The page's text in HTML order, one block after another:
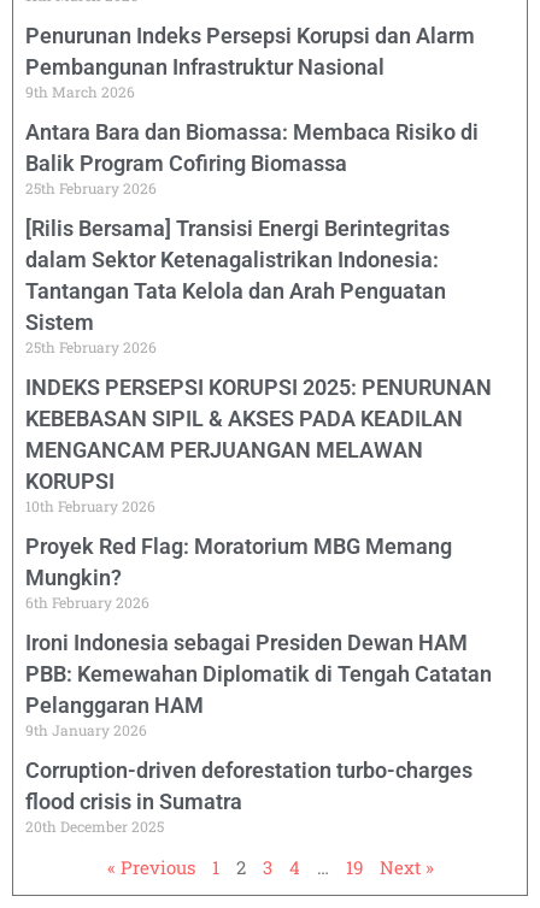
Penurunan Indeks Persepsi Korupsi dan Alarm
Pembangunan Infrastruktur Nasional
9th March 2026
Antara Bara dan Biomassa: Membaca Risiko di
Balik Program Cofiring Biomassa
25th February 2026
[Rilis Bersama] Transisi Energi Berintegritas
dalam Sektor Ketenagalistrikan Indonesia:
Tantangan Tata Kelola dan Arah Penguatan
Sistem
25th February 2026
INDEKS PERSEPSI KORUPSI 2025: PENURUNAN
KEBEBASAN SIPIL & AKSES PADA KEADILAN
MENGANCAM PERJUANGAN MELAWAN
KORUPSI
10th February 2026
Proyek Red Flag: Moratorium MBG Memang
Mungkin?
6th February 2026
Ironi Indonesia sebagai Presiden Dewan HAM
PBB: Kemewahan Diplomatik di Tengah Catatan
Pelanggaran HAM
9th January 2026
Corruption-driven deforestation turbo-charges
flood crisis in Sumatra
20th December 2025
« Previous 1 2 3 4 … 19 Next »